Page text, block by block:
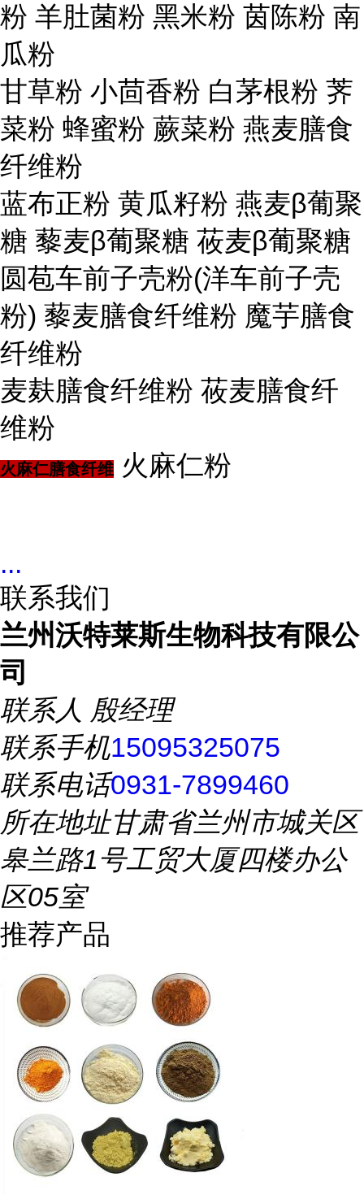
粉 羊肚菌粉 黑米粉 茵陈粉 南
瓜粉
甘草粉 小茴香粉 白茅根粉 荠
菜粉 蜂蜜粉 蕨菜粉 燕麦膳食
纤维粉
蓝布正粉 黄瓜籽粉 燕麦β葡聚
糖 藜麦β葡聚糖 莜麦β葡聚糖
圆苞车前子壳粉(洋车前子壳
粉) 藜麦膳食纤维粉 魔芋膳食
纤维粉
麦麸膳食纤维粉 莜麦膳食纤
维粉
火麻仁膳食纤维 火麻仁粉
...
联系我们
兰州沃特莱斯生物科技有限公
司
联系人 殷经理
联系手机15095325075
联系电话0931-7899460
所在地址甘肃省兰州市城关区
皋兰路1号工贸大厦四楼办公
区05室
推荐产品